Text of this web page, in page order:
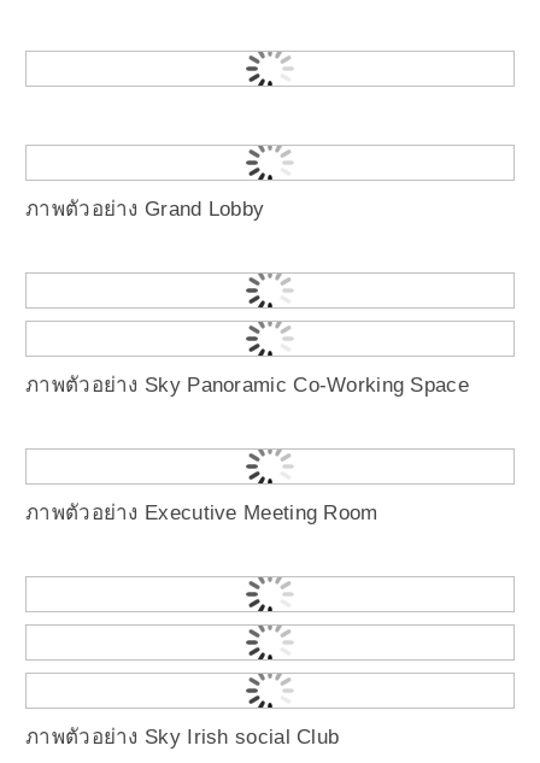
ภาพตัวอย่าง Grand Lobby
ภาพตัวอย่าง Sky Panoramic Co-Working Space
ภาพตัวอย่าง Executive Meeting Room
ภาพตัวอย่าง Sky Irish social Club